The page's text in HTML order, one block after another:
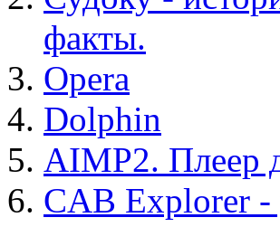
факты.
Opera
Dolphin
AIMP2. Плеер
CAB Explorer -